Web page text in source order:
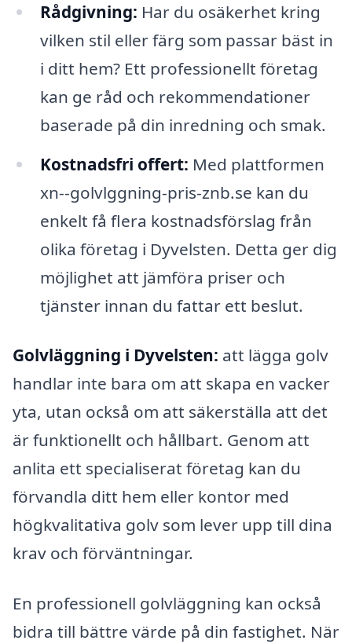
Rådgivning: Har du osäkerhet kring
vilken stil eller färg som passar bäst in
i ditt hem? Ett professionellt företag
kan ge råd och rekommendationer
baserade på din inredning och smak.
Kostnadsfri offert: Med plattformen
xn--golvlggning-pris-znb.se kan du
enkelt få flera kostnadsförslag från
olika företag i Dyvelsten. Detta ger dig
möjlighet att jämföra priser och
tjänster innan du fattar ett beslut.
Golvläggning i Dyvelsten: att lägga golv
handlar inte bara om att skapa en vacker
yta, utan också om att säkerställa att det
är funktionellt och hållbart. Genom att
anlita ett specialiserat företag kan du
förvandla ditt hem eller kontor med
högkvalitativa golv som lever upp till dina
krav och förväntningar.
En professionell golvläggning kan också
bidra till bättre värde på din fastighet. När